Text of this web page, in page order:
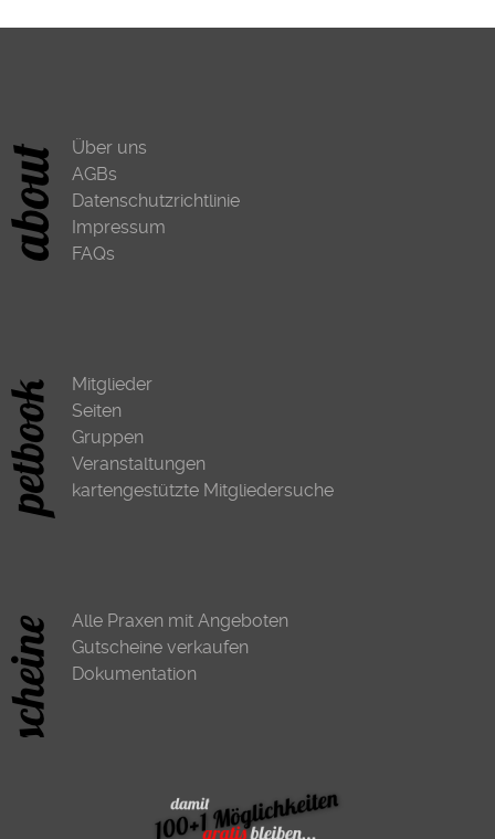
Über uns
AGBs
Datenschutzrichtlinie
Impressum
FAQs
Mitglieder
Seiten
Gruppen
Veranstaltungen
kartengestützte Mitgliedersuche
Alle Praxen mit Angeboten
Gutscheine verkaufen
Dokumentation